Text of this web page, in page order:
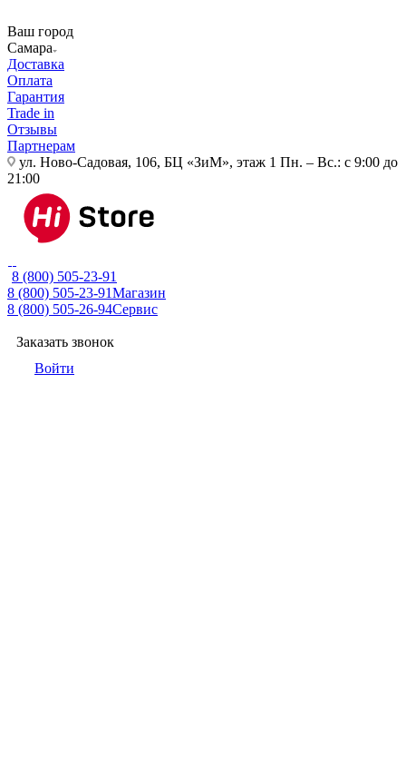
Ваш город
Самара
Доставка
Оплата
Гарантия
Trade in
Отзывы
Партнерам
ул. Ново-Садовая, 106, БЦ «ЗиМ», этаж 1 Пн. – Вс.: с 9:00 до
21:00
8 (800) 505-23-91
8 (800) 505-23-91Магазин
8 (800) 505-26-94Сервис
Заказать звонок
Войти